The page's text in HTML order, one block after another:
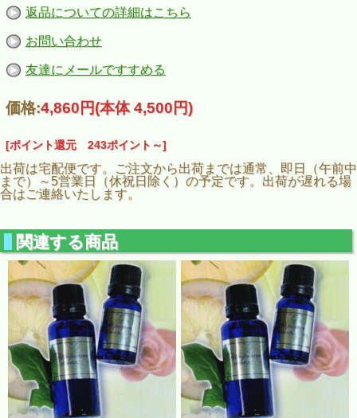
返品についての詳細はこちら
お問い合わせ
友達にメールですすめる
価格:4,860円(本体 4,500円)
[ポイント還元 243ポイント～]
出荷は宅配便です。ご注文から出荷までは通常、即日（午前中
まで）～5営業日（休祝日除く）の予定です。出荷が遅れる場
合はご連絡いたします。
関連する商品